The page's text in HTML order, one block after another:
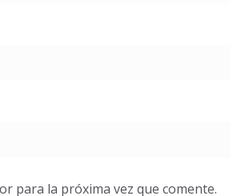
para la próxima vez que comente.